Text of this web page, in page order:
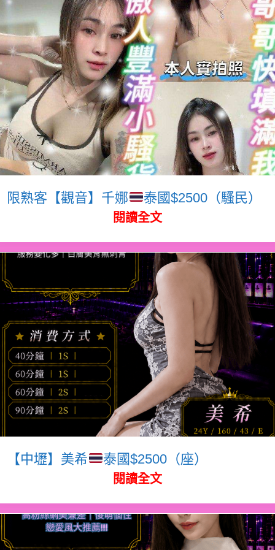
限熟客【觀音】千娜 泰國$2500（騷民）
閱讀全文
【中壢】美希 泰國$2500（座）
閱讀全文